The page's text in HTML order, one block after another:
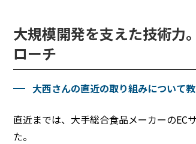
大規模開発を支えた技術力
ローチ
大西さんの直近の取り組みについて教
直近までは、大手総合食品メーカーのEC
た。